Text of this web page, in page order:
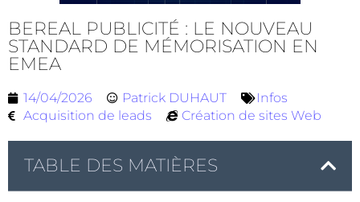
BEREAL PUBLICITÉ : LE NOUVEAU
STANDARD DE MÉMORISATION EN
EMEA
14/04/2026 Patrick DUHAUT
Infos
Acquisition de leads
Création de sites Web
TABLE DES MATIÈRES